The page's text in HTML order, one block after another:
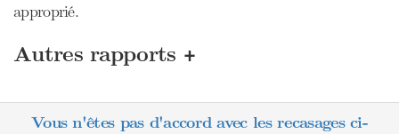
approprié.
Autres rapports +
Vous n'êtes pas d'accord avec les recasages ci-